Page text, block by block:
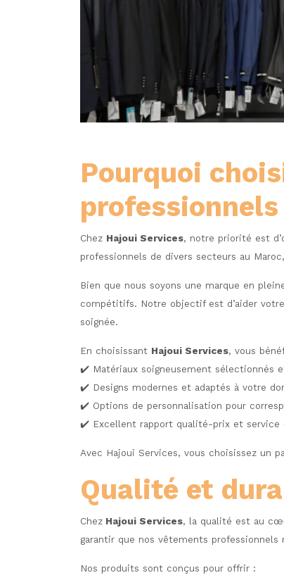
Pourquoi
Chez Hajoui Services, notre priorité est
professionnels de divers secteurs au
Bien que nous soyons une marque en
compétitifs. Notre objectif est d’aider
soignée.
En choisissant Hajoui Services, vous
✔️ Matériaux soigneusement sélectionnés
✔️ Designs modernes et adaptés à votre
✔️ Options de personnalisation pour
✔️ Excellent rapport qualité-prix et service
Avec Hajoui Services, vous choisissez un
Qualité et
Chez Hajoui Services, la qualité est au
garantir que nos vêtements
Nos produits sont conçus pour offrir :